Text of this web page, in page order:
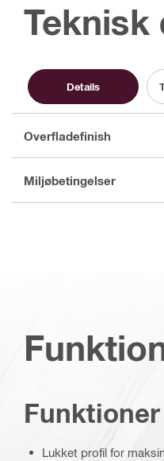
Teknisk
Details
Overfladefinish
Miljøbetingelser
Funktioner
Lukket profil for